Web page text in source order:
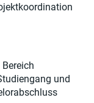
und